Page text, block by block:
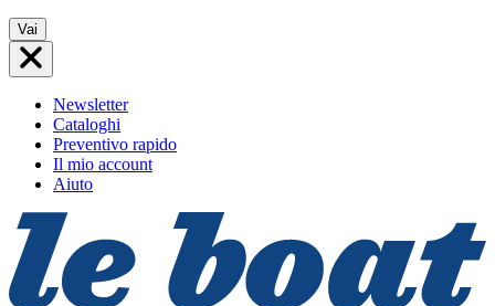
Vai
al
contenuto
Vai
Newsletter
Cataloghi
Preventivo rapido
Il mio account
Aiuto